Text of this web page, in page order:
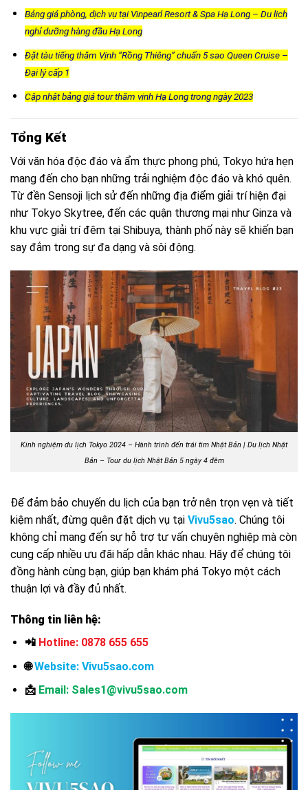
Bảng giá phòng, dịch vụ tại Vinpearl Resort & Spa Hạ Long – Du lịch
nghỉ dưỡng hàng đầu Hạ Long
Đặt tàu tiếng thăm Vịnh “Rồng Thiêng” chuẩn 5 sao Queen Cruise –
Đại lý cấp 1
Cập nhật bảng giá tour thăm vịnh Hạ Long trong ngày 2023
Tổng Kết
Với văn hóa độc đáo và ẩm thực phong phú, Tokyo hứa hẹn
mang đến cho bạn những trải nghiệm độc đáo và khó quên.
Từ đền Sensoji lịch sử đến những địa điểm giải trí hiện đại
như Tokyo Skytree, đến các quận thương mại như Ginza và
khu vực giải trí đêm tại Shibuya, thành phố này sẽ khiến bạn
say đắm trong sự đa dạng và sôi động.
Kinh nghiệm du lịch Tokyo 2024 – Hành trình đến trái tim Nhật Bản | Du lịch Nhật
Bản – Tour du lịch Nhật Bản 5 ngày 4 đêm
Để đảm bảo chuyến du lịch của bạn trở nên trọn vẹn và tiết
kiệm nhất, đừng quên đặt dịch vụ tại Vivu5sao. Chúng tôi
không chỉ mang đến sự hỗ trợ tư vấn chuyên nghiệp mà còn
cung cấp nhiều ưu đãi hấp dẫn khác nhau. Hãy để chúng tôi
đồng hành cùng bạn, giúp bạn khám phá Tokyo một cách
thuận lợi và đầy đủ nhất.
Thông tin liên hệ:
📲 Hotline: 0878 655 655
🌐Website: Vivu5sao.com
📩 Email: Sales1@vivu5sao.com